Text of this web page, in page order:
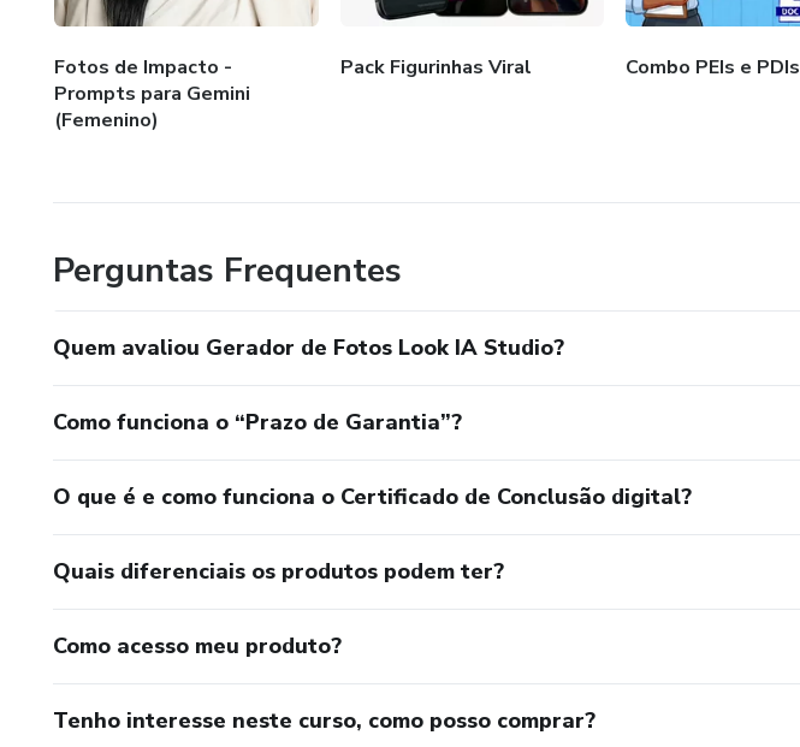
Fotos de Impacto -
Prompts para Gemini
(Femenino)
Pack Figurinhas Viral Combo PEIs e PDIs
Perguntas Frequentes
Quem avaliou Gerador de Fotos Look IA Studio?
Como funciona o “Prazo de Garantia”?
O que é e como funciona o Certificado de Conclusão digital?
Quais diferenciais os produtos podem ter?
Como acesso meu produto?
Tenho interesse neste curso, como posso comprar?